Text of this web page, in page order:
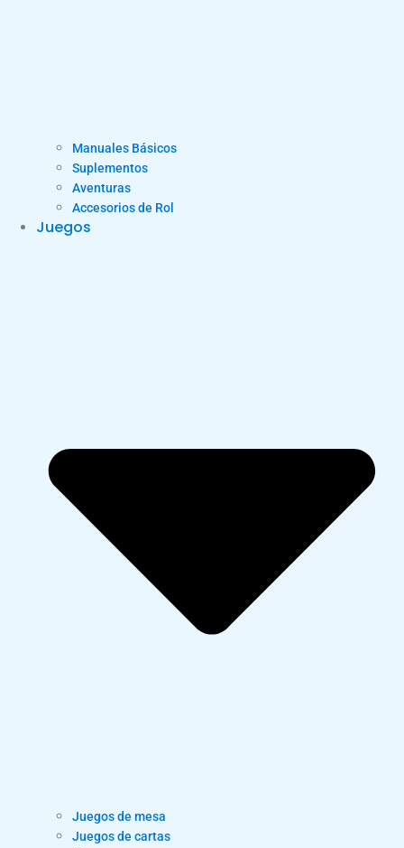
Manuales Básicos
Suplementos
Aventuras
Accesorios de Rol
Juegos
Juegos de mesa
Juegos de cartas